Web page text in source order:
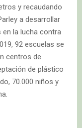
y recaudando
a desarrollar
la lucha contra
92 escuelas se
centros de
de plástico
70.000 niños y